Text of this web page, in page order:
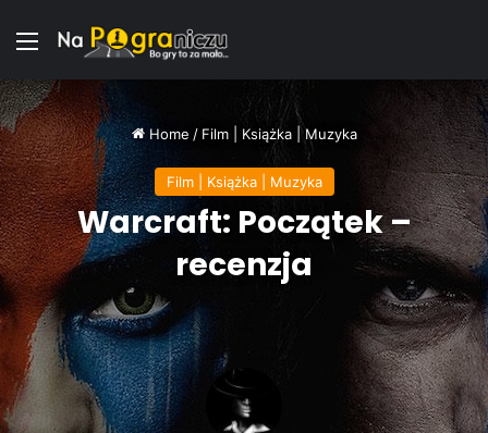
Menu
Home / Film | Książka | Muzyka
Film | Książka | Muzyka
Warcraft: Początek –
recenzja